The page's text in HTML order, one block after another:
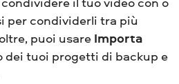
per condividerli tra più
puoi usare Importa
dei tuoi progetti di backup e